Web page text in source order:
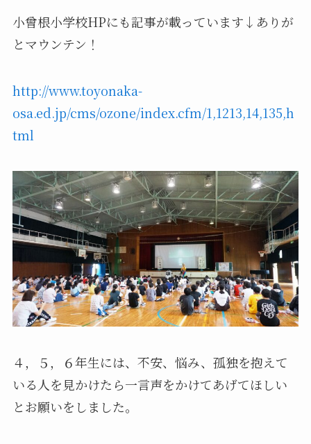
小曾根小学校HPにも記事が載っています↓ありが
とマウンテン！
http://www.toyonaka-
osa.ed.jp/cms/ozone/index.cfm/1,1213,14,135,h
tml
４，５，６年生には、不安、悩み、孤独を抱えて
いる人を見かけたら一言声をかけてあげてほしい
とお願いをしました。